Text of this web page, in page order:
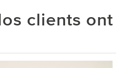
clients